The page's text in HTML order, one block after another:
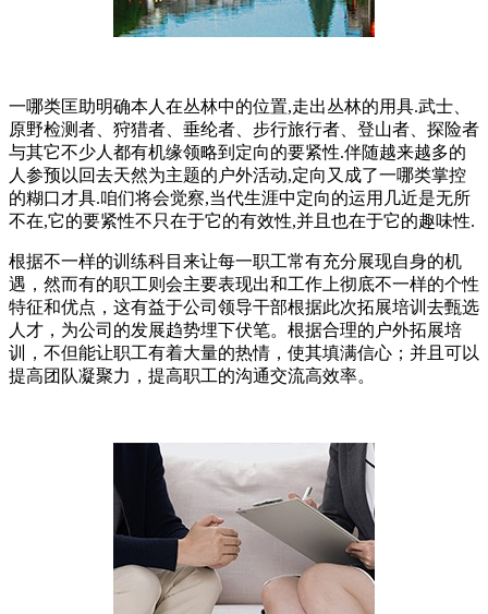
一哪类匡助明确本人在丛林中的位置,走出丛林的用具.武士、
原野检测者、狩猎者、垂纶者、步行旅行者、登山者、探险者
与其它不少人都有机缘领略到定向的要紧性.伴随越来越多的
人参预以回去天然为主题的户外活动,定向又成了一哪类掌控
的糊口才具.咱们将会觉察,当代生涯中定向的运用几近是无所
不在,它的要紧性不只在于它的有效性,并且也在于它的趣味性.
根据不一样的训练科目来让每一职工常有充分展现自身的机
遇，然而有的职工则会主要表现出和工作上彻底不一样的个性
特征和优点，这有益于公司领导干部根据此次拓展培训去甄选
人才，为公司的发展趋势埋下伏笔。根据合理的户外拓展培
训，不但能让职工有着大量的热情，使其填满信心；并且可以
提高团队凝聚力，提高职工的沟通交流高效率。